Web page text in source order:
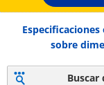
sobre